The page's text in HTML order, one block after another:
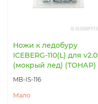
Ножи к ледобуру
ICEBERG-110(L) для v2.0
(мокрый лед) (ТОНАР)
MB-IS-116
Мало